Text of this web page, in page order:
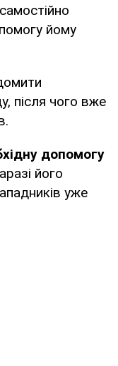
йому
після чого вже
допомогу
його
уже